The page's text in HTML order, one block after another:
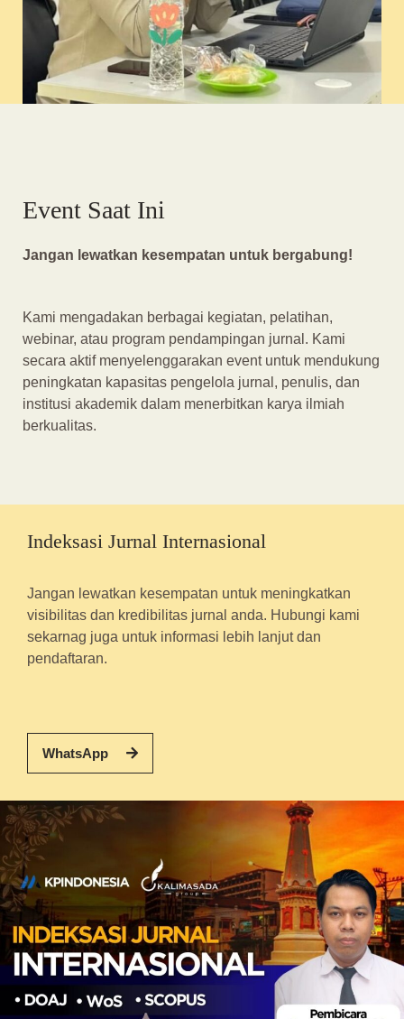
Event Saat Ini
Jangan lewatkan kesempatan untuk bergabung!
Kami mengadakan berbagai kegiatan, pelatihan,
webinar, atau program pendampingan jurnal. Kami
secara aktif menyelenggarakan event untuk mendukung
peningkatan kapasitas pengelola jurnal, penulis, dan
institusi akademik dalam menerbitkan karya ilmiah
berkualitas.
Indeksasi Jurnal Internasional
Jangan lewatkan kesempatan untuk meningkatkan
visibilitas dan kredibilitas jurnal anda. Hubungi kami
sekarnag juga untuk informasi lebih lanjut dan
pendaftaran.
WhatsApp